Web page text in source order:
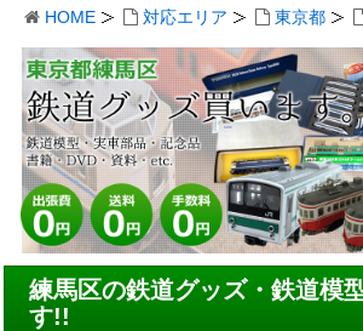
HOME 対応エリア 東京都
練馬区の鉄道グッズ・鉄道模
す!!